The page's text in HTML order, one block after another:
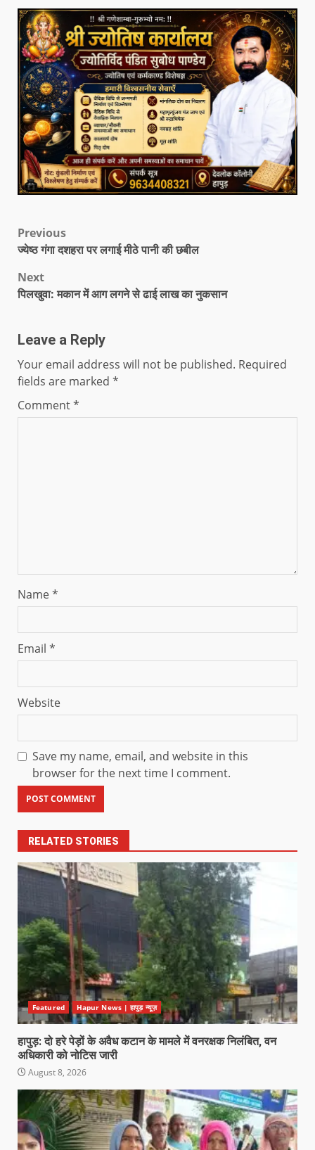
Previous
ज्येष्ठ गंगा दशहरा पर लगाई मीठे पानी की छबील
Next
पिलखुवा: मकान में आग लगने से ढाई लाख का नुकसान
Leave a Reply
Your email address will not be published. Required
fields are marked *
Comment*
Name*
Email *
Website
Save my name, email, and website in this
browser for the next time I comment.
RELATED STORIES
Featured Hapur News | हापुड़ न्यूज़
हापुड़: दो हरे पेड़ों के अवैध कटान के मामले में वनरक्षक निलंबित, वन
अधिकारी को नोटिस जारी
August 8, 2026